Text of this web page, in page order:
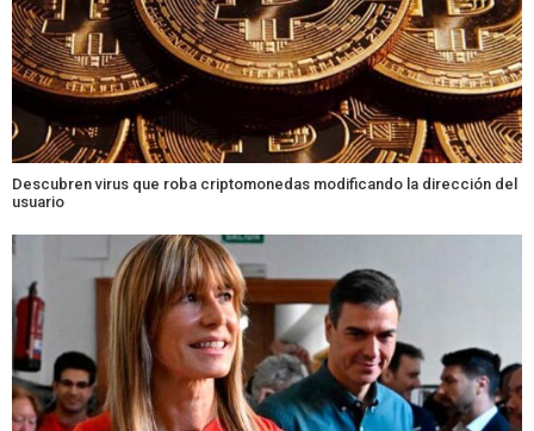
Descubren virus que roba criptomonedas modificando la dirección del
usuario